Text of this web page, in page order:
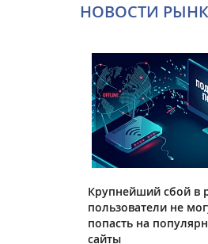
НОВОСТИ
Крупнейший сбой в
пользователи не
попасть на
сайты